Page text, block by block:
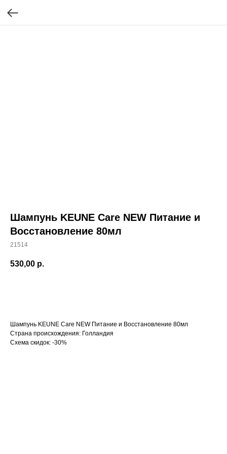
Шампунь KEUNE Care NEW Питание и
Восстановление 80мл
21514
530,00 р.
Шампунь KEUNE Care NEW Питание и Восстановление 80мл
Страна происхождения: Голландия
Схема скидок: -30%